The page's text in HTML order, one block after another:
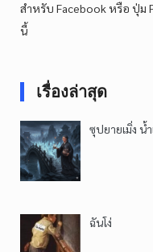
สำหรับ Facebook หรือ ปุ่ม
นี้
เรื่องล่าสุด
ซุปยายเมิ่ง น้
ฉันโง่